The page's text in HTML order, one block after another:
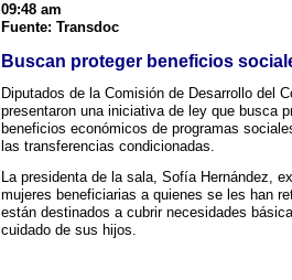
09:48 am
Fuente: Transdoc
Buscan proteger beneficios
Diputados de la Comisión de Desarrollo del
presentaron una iniciativa de ley que busca
beneficios económicos de programas
las transferencias condicionadas.
La presidenta de la sala, Sofía Hernández,
mujeres beneficiarias a quienes se les han
están destinados a cubrir necesidades
cuidado de sus hijos.